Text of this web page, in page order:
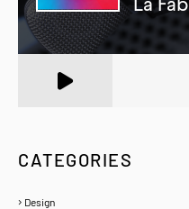
CATEGORIES
Design